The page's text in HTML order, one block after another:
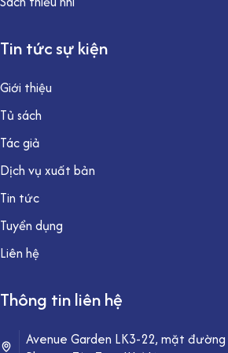
Tin tức sự kiện
Giới thiệu
Tủ sách
Tác giả
Dịch vụ xuất bản
Tin tức
Tuyển dụng
Liên hệ
Thông tin liên hệ
Avenue Garden LK3-22, mặt đường